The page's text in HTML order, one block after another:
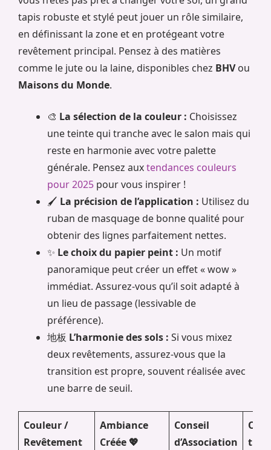
tapis robuste et stylé peut jouer un rôle similaire,
en définissant la zone et en protégeant votre
revêtement principal. Pensez à des matières
comme le jute ou la laine, disponibles chez BHVou
Maisons du Monde.
🎨 La sélection de la couleur : Choisissez
une teinte qui tranche avec le salon mais qui
reste en harmonie avec votre palette
générale. Pensez auxtendances couleurs
pour 2025 pour vous inspirer !
🖌️ La précision de l’application : Utilisez du
ruban de masquage de bonne qualité pour
obtenir des lignes parfaitement nettes.
✨ Le choix du papier peint : Un motif
panoramique peut créer un effet « wow »
immédiat. Assurez-vous qu’il soit adapté à
un lieu de passage (lessivable de
préférence).
地板 L’harmonie des sols : Si vous mixez
deux revêtements, assurez-vous que la
transition est propre, souvent réalisée avec
une barre de seuil.
Couleur /
Revêtement
Ambiance
Créée 💖
Conseil
d’Association
Où